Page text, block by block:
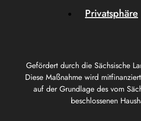
Gefördert durch die Sächsische
Diese Maßnahme wird
auf der Grundlage des vom
beschlossenen
Privatsphäre